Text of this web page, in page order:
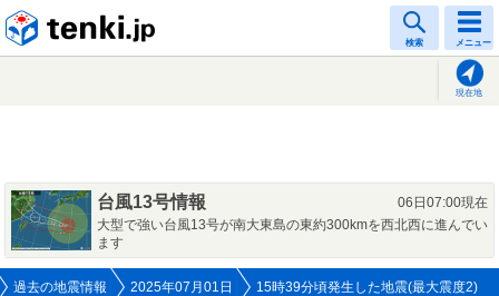
検索 メニュー
現在地
台風13号情報
06日07:00現在
大型で強い台風13号が南大東島の東約300kmを西北西に進んでい
ます
過去の地震情報 2025年07月01日 15時39分頃発生した地震(最大震度2)